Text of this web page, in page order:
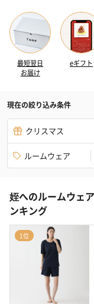
最短翌日
お届け
eギフト
現在の絞り込み条件
クリスマス
ルームウェア
姪へのルームウェ
ンキング
1位